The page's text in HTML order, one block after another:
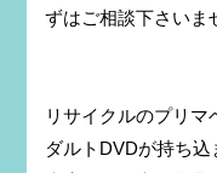
ずはご相談下さいま
リサイクルのプリ
ダルトDVDが持ち込